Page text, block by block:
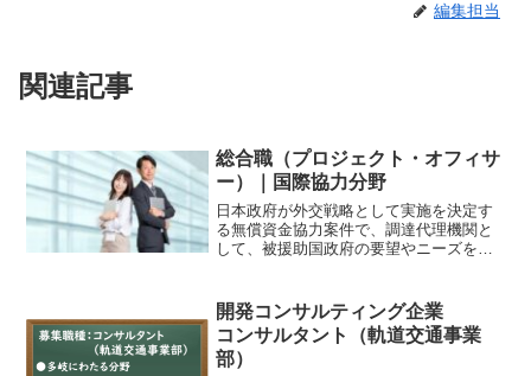
編集担当
関連記事
総合職（プロジェクト・オフィサ
ー）｜国際協力分野
日本政府が外交戦略として実施を決定す
る無償資金協力案件で、調達代理機関と
して、被援助国政府の要望やニーズを満
タント等と連携して被援助国に最適な
QCDで届けるためのインテ...
開発コンサルティング企業
コンサルタント（軌道交通事業
部）